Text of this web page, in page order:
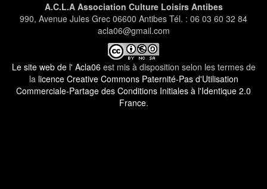
A.C.L.A Association Culture Loisirs Antibes
990, Avenue Jules Grec 06600 Antibes Tél. : 06 03 60 32 84
acla06@gmail.com
Le site web de l' Acla06est mis à disposition selon les termes de
la licence Creative Commons Paternité-Pas d'Utilisation
Commerciale-Partage des Conditions Initiales à l'Identique 2.0
France.